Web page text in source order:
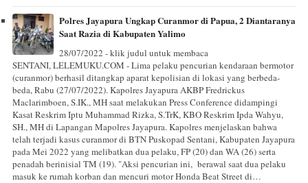
Polres Jayapura Ungkap Curanmor di Papua, 2 Diantaranya
Saat Razia di Kabupaten Yalimo
28/07/2022 - klik judul untuk membaca
SENTANI, LELEMUKU.COM - Lima pelaku pencurian kendaraan bermotor
(curanmor) berhasil ditangkap aparat kepolisian di lokasi yang berbeda-
beda, Rabu (27/07/2022). Kapolres Jayapura AKBP Fredrickus
Maclarimboen, S.IK., MH saat melakukan Press Conference didampingi
Kasat Reskrim Iptu Muhammad Rizka, S.TrK, KBO Reskrim Ipda Wahyu,
SH., MH di Lapangan Mapolres Jayapura. Kapolres menjelaskan bahwa
telah terjadi kasus curanmor di BTN Puskopad Sentani, Kabupaten Jayapura
pada Mei 2022 yang melibatkan dua pelaku, FP (20) dan WA (26) serta
penadah berinisial TM (19). "Aksi pencurian ini, berawal saat dua pelaku
masuk ke rumah korban dan mencuri motor Honda Beat Street di…